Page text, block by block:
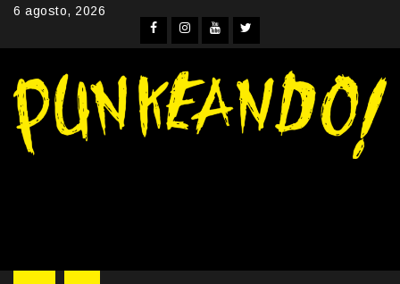
Skip6 agosto, 2026
Facebook
Instagram
YouTubeTwitter